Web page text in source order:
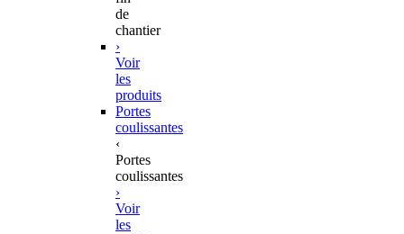
de
chantier
›
Voir
les
produits
Portes
coulissantes
‹
Portes
coulissantes
›
Voir
les